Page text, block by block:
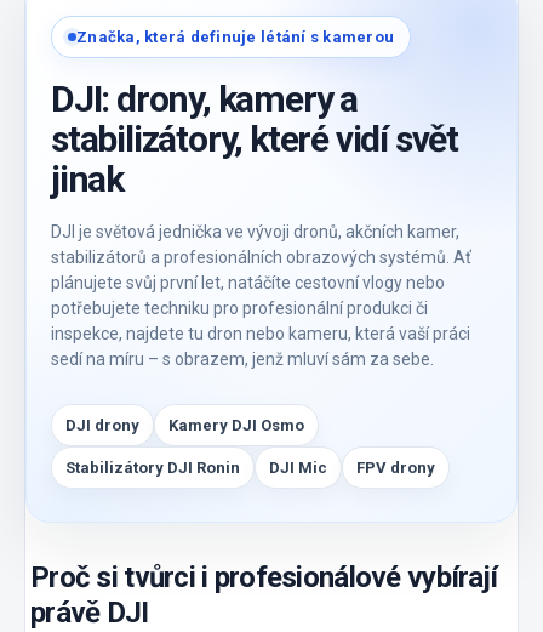
Značka, která definuje létání s kamerou
DJI: drony, kamery a
stabilizátory, které vidí svět
jinak
DJI je světová jednička ve vývoji dronů, akčních kamer,
stabilizátorů a profesionálních obrazových systémů. Ať
plánujete svůj první let, natáčíte cestovní vlogy nebo
potřebujete techniku pro profesionální produkci či
inspekce, najdete tu dron nebo kameru, která vaší práci
sedí na míru – s obrazem, jenž mluví sám za sebe.
DJI drony Kamery DJI Osmo
Stabilizátory DJI Ronin DJI Mic FPV drony
Proč si tvůrci i profesionálové vybírají
právě DJI